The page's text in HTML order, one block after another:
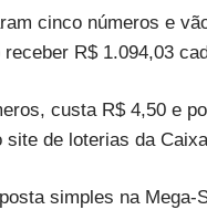
cinco números e
R$ 1.094,03
custa R$ 4,50 e
site de loterias da
simples na